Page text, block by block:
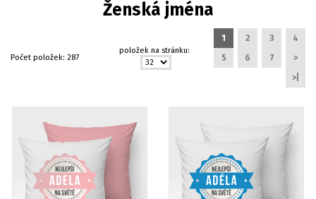
Ženská jména
Počet položek: 287
položek na stránku:
1 2 3
4
5
6 7
>
>|